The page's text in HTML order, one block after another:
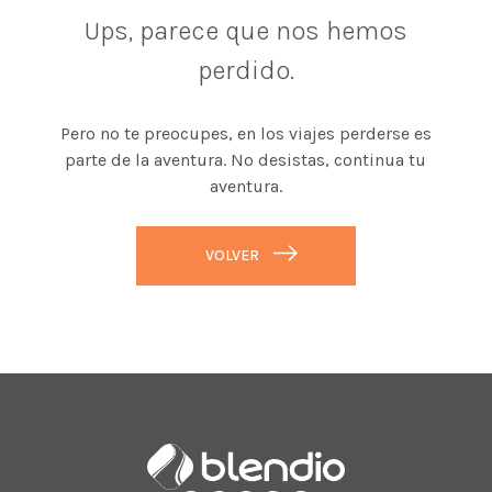
Ups, parece que nos hemos
perdido.
Pero no te preocupes, en los viajes perderse es
parte de la aventura. No desistas, continua tu
aventura.
VOLVER